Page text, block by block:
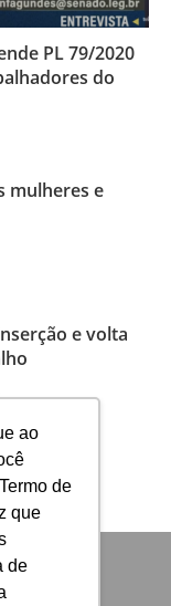
ao
de
que
de
PL 79/2020
do
mulheres e
e volta